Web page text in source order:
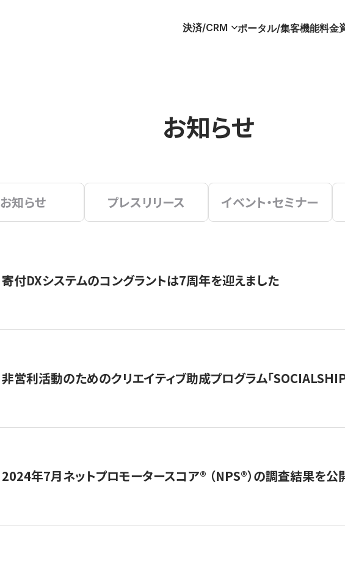
決済/CRM ポータル/集客機能料金
お知らせ
お知らせ プレスリリース イベント・セミナー
寄付DXシステムのコングラントは7周年を迎えました
非営利活動のためのクリエイティブ助成プログラム「
2024年7月ネットプロモータースコア®︎ （NPS®︎）の調査結果を公